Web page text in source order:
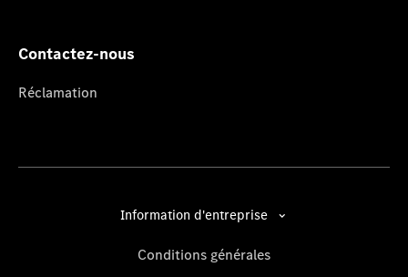
Contactez-nous
Réclamation
Information d'entreprise
Conditions générales